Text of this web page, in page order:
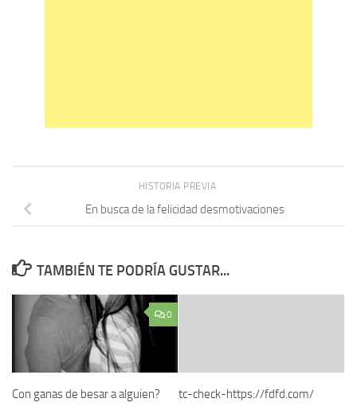
HISTORIA PREVIA
En busca de la felicidad desmotivaciones
TAMBIÉN TE PODRÍA GUSTAR...
0
Con ganas de besar a alguien? tc-check-https://fdfd.com/